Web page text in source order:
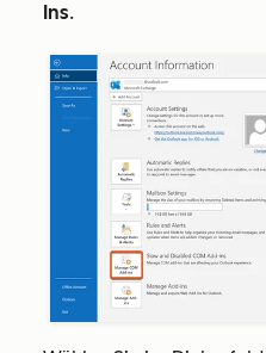
Ins.